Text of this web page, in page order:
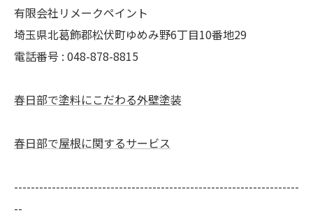
有限会社リメークペイント
埼玉県北葛飾郡松伏町ゆめみ野6丁目10番地29
電話番号 : 048-878-8815
春日部で塗料にこだわる外壁塗装
春日部で屋根に関するサービス
--------------------------------------------------------------------
--